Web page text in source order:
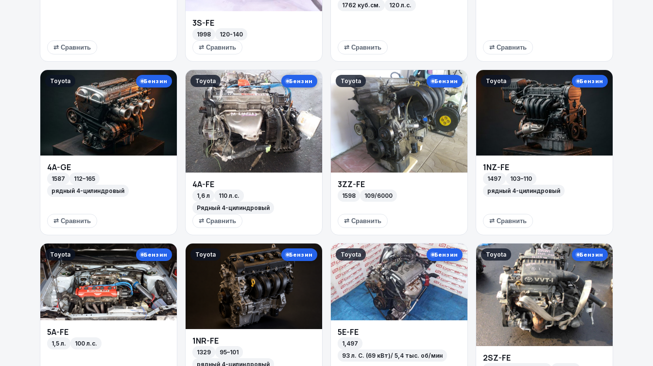
⇄ Сравнить
3S-FE
1998
120-140
⇄ Сравнить
1762 куб.см. 120 л.с.
⇄ Сравнить ⇄ Сравнить
Toyota Бензин
4A-GE
1587
112–165
рядный 4-цилиндровый
⇄ Сравнить
Toyota Бензин
4A-FE
1,6 л
110 л.с.
Рядный 4-цилиндровый
⇄ Сравнить
Toyota Бензин
3ZZ-FE
1598 109/6000
⇄ Сравнить
Toyota Бензин
1NZ-FE
1497
103–110
рядный 4-цилиндровый
⇄ Сравнить
Toyota Бензин
5A-FE
1,5 л. 100 л.с.
Toyota Бензин
1NR-FE
1329
95–101
рядный 4-цилиндровый
Toyota Бензин
5E-FE
1,497
93 л. С. (69 кВт)/ 5,4 тыс. об/мин
Toyota Бензин
2SZ-FE